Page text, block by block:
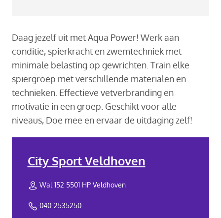
Daag jezelf uit met Aqua Power! Werk aan
conditie, spierkracht en zwemtechniek met
minimale belasting op gewrichten. Train elke
spiergroep met verschillende materialen en
technieken. Effectieve vetverbranding en
motivatie in een groep. Geschikt voor alle
niveaus, Doe mee en ervaar de uitdaging zelf!
City Sport Veldhoven
Wal 152 5501 HP Veldhoven
040-2535250